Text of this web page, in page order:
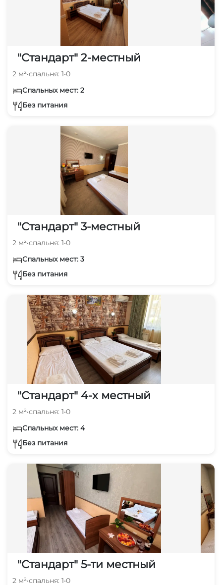
"Стандарт" 2-местный
2 м²•спальня: 1•0
Спальных мест: 2
Без питания
"Стандарт" 3-местный
2 м²•спальня: 1•0
Спальных мест: 3
Без питания
"Стандарт" 4-х местный
2 м²•спальня: 1•0
Спальных мест: 4
Без питания
"Стандарт" 5-ти местный
2 м²•спальня: 1•0